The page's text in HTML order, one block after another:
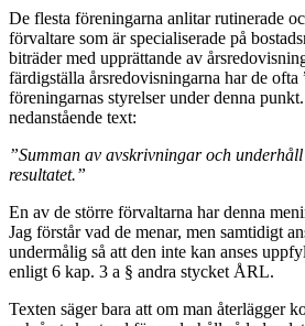
De flesta föreningarna anlitar rutinerade
förvaltare som är specialiserade på
biträder med upprättande av
färdigställa årsredovisningarna har de
föreningarnas styrelser under denna
nedanstående text:
”Summan av avskrivningar och
resultatet.”
En av de större förvaltarna har denna
Jag förstår vad de menar, men samtidigt
undermålig så att den inte kan anses
enligt 6 kap. 3 a § andra stycket ÅRL.
Texten säger bara att om man återlägger